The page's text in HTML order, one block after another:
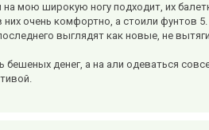
мою широкую ногу подходит, их
очень комфортно, а стоили фунтов 5.
выглядят как новые, не
бешеных денег, а на али одеваться